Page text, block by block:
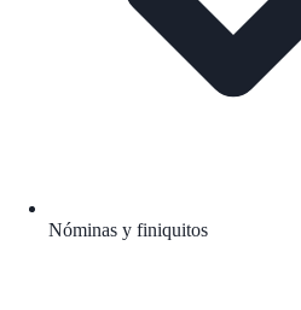
Nóminas y finiquitos